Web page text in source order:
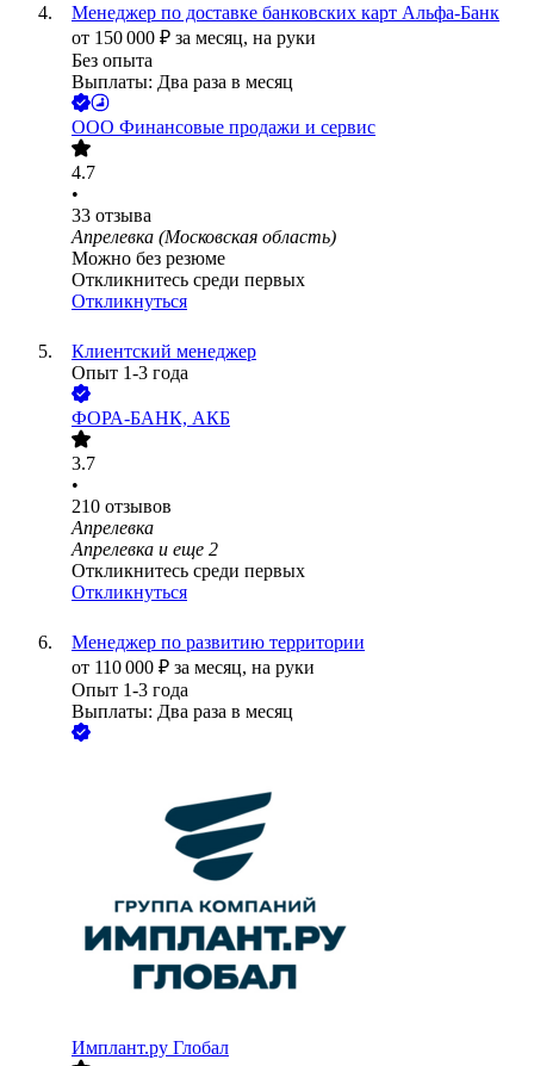
Менеджер по доставке банковских карт Альфа-Банк
от 150 000 ₽ за месяц, на руки
Без опыта
Выплаты: Два раза в месяц
ООО Финансовые продажи и сервис
4.7
•
33 отзыва
Апрелевка (Московская область)
Можно без резюме
Откликнитесь среди первых
Откликнуться
Клиентский менеджер
Опыт 1-3 года
ФОРА-БАНК, АКБ
3.7
•
210 отзывов
Апрелевка
Апрелевка и еще 2
Откликнитесь среди первых
Откликнуться
Менеджер по развитию территории
от 110 000 ₽ за месяц, на руки
Опыт 1-3 года
Выплаты: Два раза в месяц
Имплант.ру Глобал